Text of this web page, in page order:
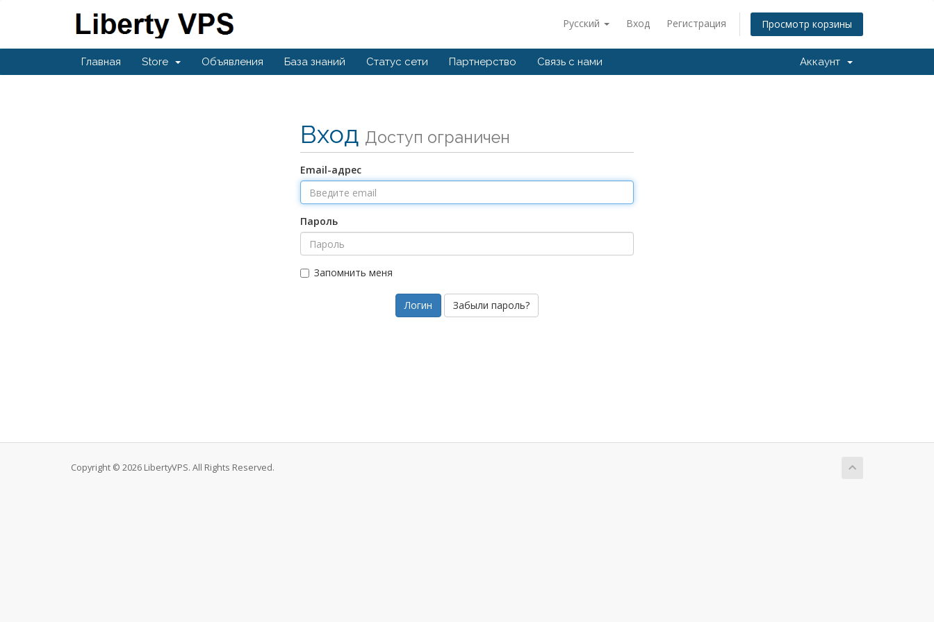
Русский Вход Регистрация Просмотр корзины
Главная Store Объявления База знаний Статус сети Партнерство Связь с нами Аккаунт
Вход Доступ ограничен
Email-адрес
Пароль
Запомнить меня
Забыли пароль?
Copyright © 2026 LibertyVPS. All Rights Reserved.